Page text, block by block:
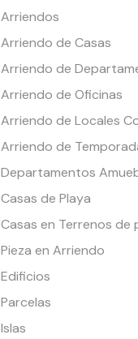
Arriendos
Arriendo de Casas
Arriendo de
Arriendo de Oficinas
Arriendo de Locales
Arriendo de
Departamentos
Casas de Playa
Casas en Terrenos de
Pieza en Arriendo
Edificios
Parcelas
Islas